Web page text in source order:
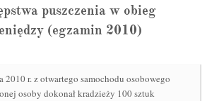
puszczenia w obieg
(egzamin 2010)
r. z otwartego samochodu osobowego
osoby dokonał kradzieży 100 sztuk